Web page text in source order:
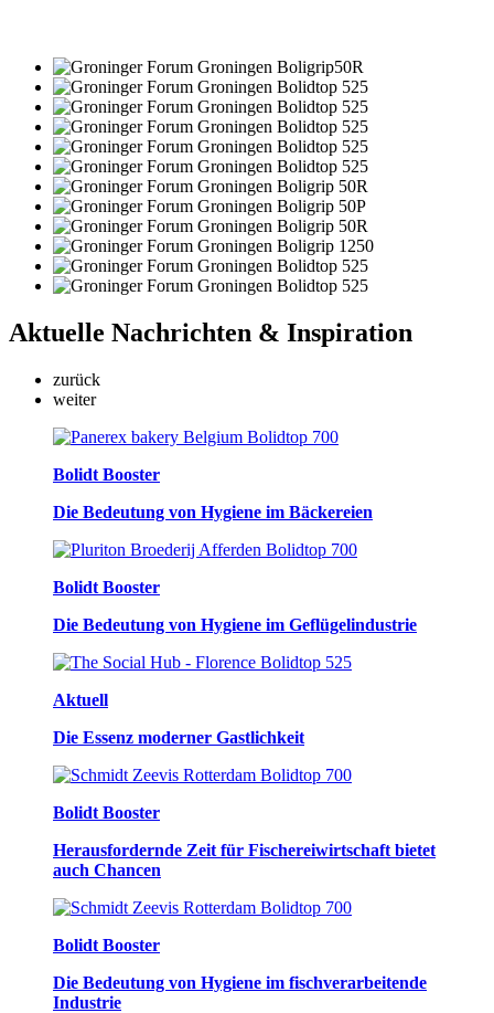
Aktuelle Nachrichten & Inspiration
zurück
weiter
Bolidt Booster
Die Bedeutung von Hygiene im Bäckereien
Bolidt Booster
Die Bedeutung von Hygiene im Geflügelindustrie
Aktuell
Die Essenz moderner Gastlichkeit
Bolidt Booster
Herausfordernde Zeit für Fischereiwirtschaft bietet
auch Chancen
Bolidt Booster
Die Bedeutung von Hygiene im fischverarbeitende
Industrie